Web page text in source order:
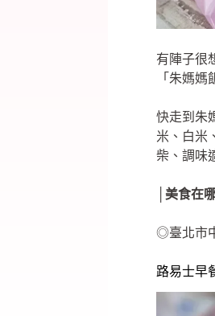
有陣子很
「朱媽
快走到朱
米、白米
柴、調味
│美食在
◎臺北市
路易士早